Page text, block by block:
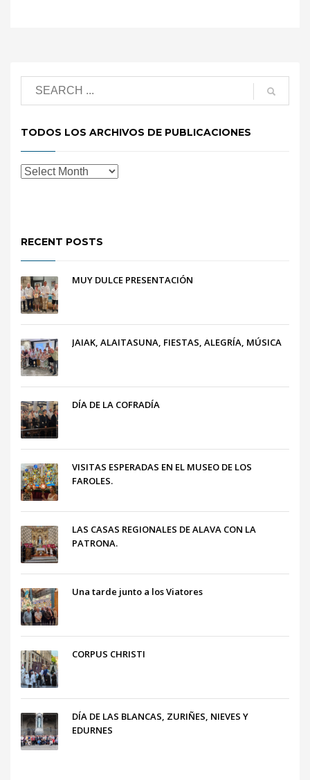
TODOS LOS ARCHIVOS DE PUBLICACIONES
RECENT POSTS
MUY DULCE PRESENTACIÓN
JAIAK, ALAITASUNA, FIESTAS, ALEGRÍA, MÚSICA
DÍA DE LA COFRADÍA
VISITAS ESPERADAS EN EL MUSEO DE LOS
FAROLES.
LAS CASAS REGIONALES DE ALAVA CON LA
PATRONA.
Una tarde junto a los Viatores
CORPUS CHRISTI
DÍA DE LAS BLANCAS, ZURIÑES, NIEVES Y
EDURNES